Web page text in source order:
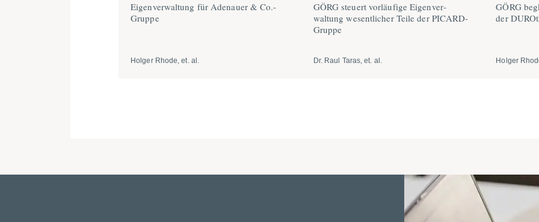
Eigen­ver­waltung für Adenauer & Co.-
Gruppe
Holger Rhode, et. al.
GÖRG steuert vorläufige Eigen­ver­
waltung wesent­licher Teile der PICARD-
Gruppe
Dr. Raul Taras, et. al.
GÖRG
der
Holger